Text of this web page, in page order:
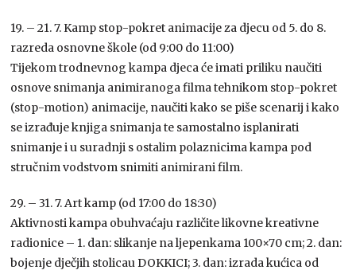
19. – 21. 7. Kamp stop-pokret animacije za djecu od 5. do 8.
razreda osnovne škole (od 9:00 do 11:00)
Tijekom trodnevnog kampa djeca će imati priliku naučiti
osnove snimanja animiranoga filma tehnikom stop-pokret
(stop-motion) animacije, naučiti kako se piše scenarij i kako
se izrađuje knjiga snimanja te samostalno isplanirati
snimanje i u suradnji s ostalim polaznicima kampa pod
stručnim vodstvom snimiti animirani film.
29. – 31. 7. Art kamp (od 17:00 do 18:30)
Aktivnosti kampa obuhvaćaju različite likovne kreativne
radionice – 1. dan: slikanje na ljepenkama 100×70 cm; 2. dan:
bojenje dječjih stolicau DOKKICI; 3. dan: izrada kućica od